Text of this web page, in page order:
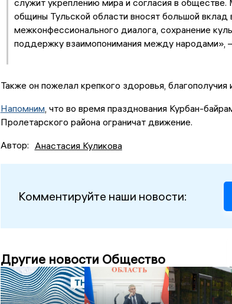
служит укреплению мира и согласия в обществе.
общины Тульской области вносят большой вклад
межконфессионального диалога, сохранение
поддержку взаимопонимания между народами», –
Также он пожелал крепкого здоровья, благополучия
Напомним, что во время празднования Курбан-
Пролетарского района ограничат движение.
Автор: Анастасия Куликова
Комментируйте наши новости:
Другие новости Общество